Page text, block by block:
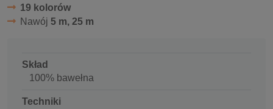
19 kolorów
Nawój 5 m, 25 m
Skład
100% bawełna
Techniki